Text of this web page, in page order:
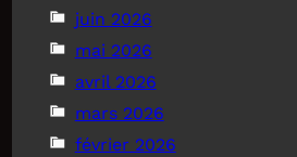
juin 2026
mai 2026
avril 2026
mars 2026
février 2026